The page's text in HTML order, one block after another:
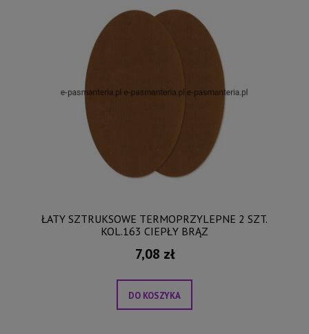
ŁATY SZTRUKSOWE TERMOPRZYLEPNE 2 SZT.
KOL.163 CIEPŁY BRĄZ
7,08 zł
DO KOSZYKA